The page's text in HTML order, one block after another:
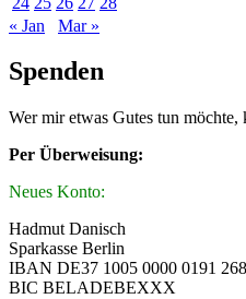
« Jan
Mar »
Spenden
Wer mir etwas Gutes tun möchte,
Per Überweisung:
Neues Konto:
Hadmut Danisch
Sparkasse Berlin
IBAN DE37 1005 0000 0191
BIC BELADEBEXXX